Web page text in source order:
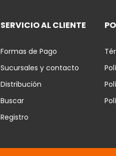
SERVICIO AL CLIENTE
Formas de Pago
Sucursales y contacto
Distribución
Buscar
Registro